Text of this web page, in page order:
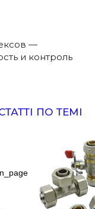
—
и контроль
ПО ТЕМІ